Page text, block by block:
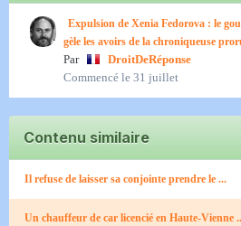
Expulsion de Xenia Fedorova : le
gèle les avoirs de la chroniqueuse
Par
DroitDeRéponse
Commencé le 31 juillet
Contenu similaire
Il refuse de laisser sa conjointe prendre le ...
Un chauffeur de car licencié en Haute-Vienne